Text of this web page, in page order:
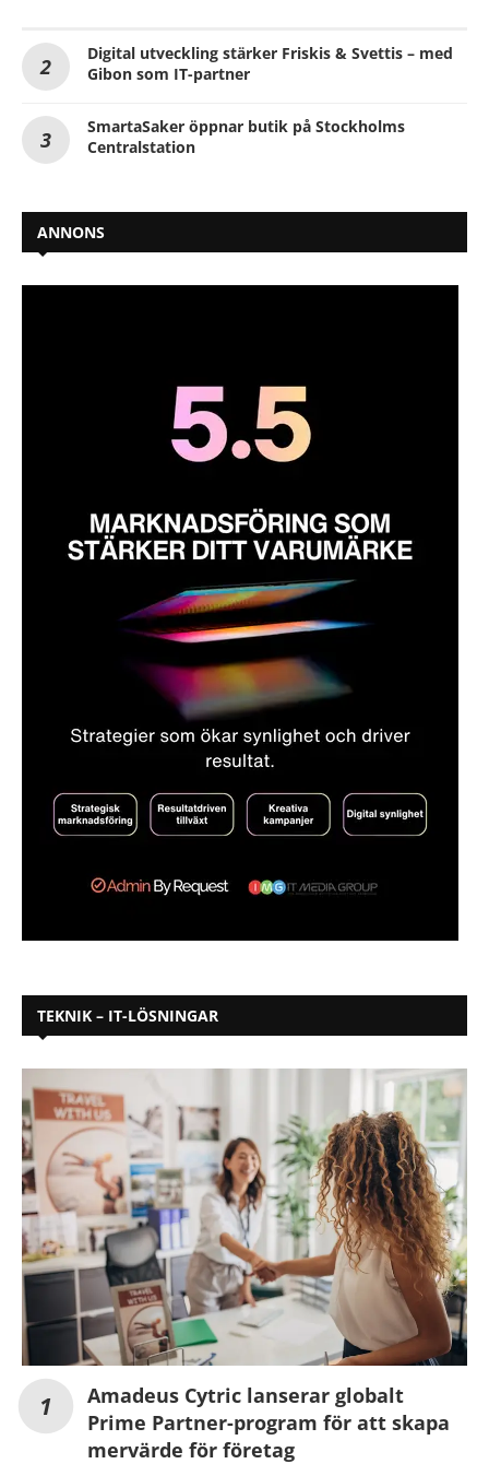
Digital utveckling stärker Friskis & Svettis – med
Gibon som IT-partner
SmartaSaker öppnar butik på Stockholms
Centralstation
ANNONS
TEKNIK – IT-LÖSNINGAR
Amadeus Cytric lanserar globalt
Prime Partner-program för att skapa
mervärde för företag